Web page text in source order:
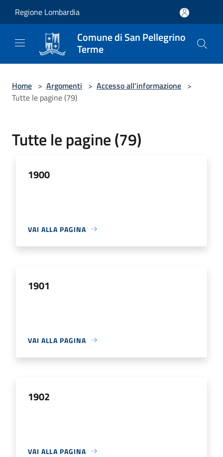
Regione Lombardia
Comune di San Pellegrino
Terme
Home > Argomenti > Accesso all'informazione >
Tutte le pagine (79)
Tutte le pagine (79)
1900
VAI ALLA PAGINA
1901
VAI ALLA PAGINA
1902
VAI ALLA PAGINA